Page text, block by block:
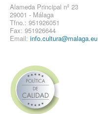
Alameda Principal nº 23
29001 - Málaga
Tfno.: 951926051
Fax: 951926644
Email: info.cultura@malaga.eu